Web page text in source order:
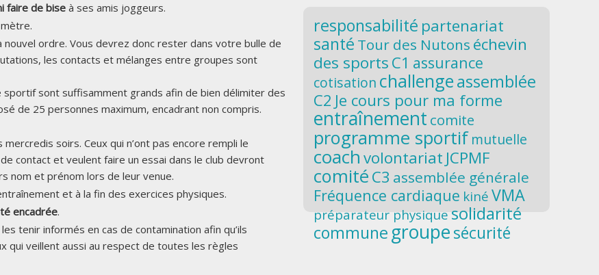
faire de bise à ses amis joggeurs.
nouvel ordre. Vous devrez donc rester dans votre bulle de
les contacts et mélanges entre groupes sont
sont suffisamment grands afin de bien délimiter des
de 25 personnes maximum, encadrant non compris.
mercredis soirs. Ceux qui n’ont pas encore rempli le
contact et veulent faire un essai dans le club devront
nom et prénom lors de leur venue.
et à la fin des exercices physiques.
encadrée.
tenir informés en cas de contamination afin qu’ils
qui veillent aussi au respect de toutes les règles
responsabilité partenariat
santé Tour des Nutons échevin
des sports C1 assurance
cotisation challengeassemblée
C2 Je cours pour ma forme
entraînement comite
programme sportif mutuelle
coachvolontariat JCPMF
comitéC3 assemblée générale
Fréquence cardiaque kiné VMA
préparateur physique solidarité
commune groupesécurité